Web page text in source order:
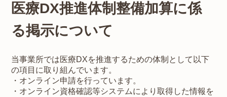
医療DX推進体制整備加算に係
る掲示について
当事業所では医療DXを推進するための体制として以下
の項目に取り組んでいます。
・オンライン申請を行っています。
・オンライン資格確認等システムにより取得した情報を